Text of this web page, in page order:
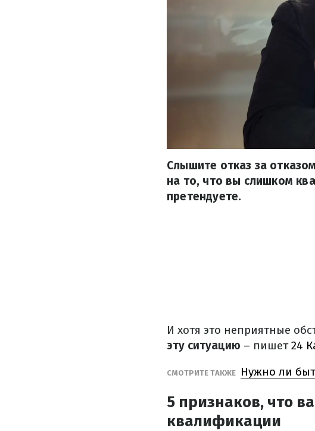
Слышите отказ за
на то, что вы слишком
претендуете.
И хотя это неприятные
эту ситуацию – пишет24
СМОТРИТЕ ТАКЖЕ Нужно ли
5 признаков, что
квалификации